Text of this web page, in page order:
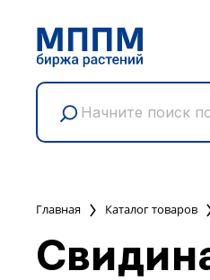
Главная Каталог товаров